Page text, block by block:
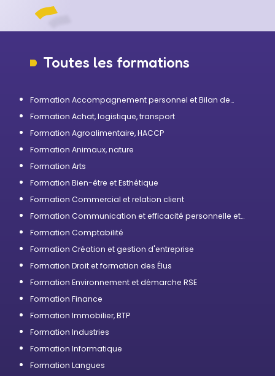
Toutes les formations
Formation Accompagnement personnel et Bilan de
Formation Achat, logistique, transport
Formation Agroalimentaire, HACCP
Formation Animaux, nature
Formation Arts
Formation Bien-être et Esthétique
Formation Commercial et relation client
Formation Communication et efficacité personnelle et
Formation Comptabilité
Formation Création et gestion d'entreprise
Formation Droit et formation des Élus
Formation Environnement et démarche RSE
Formation Finance
Formation Immobilier, BTP
Formation Industries
Formation Informatique
Formation Langues